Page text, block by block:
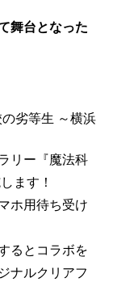
舞台となった
劣等生 ～横浜
リー『魔法科
ます！
ホ用待ち受け
るとコラボを
ナルクリアフ